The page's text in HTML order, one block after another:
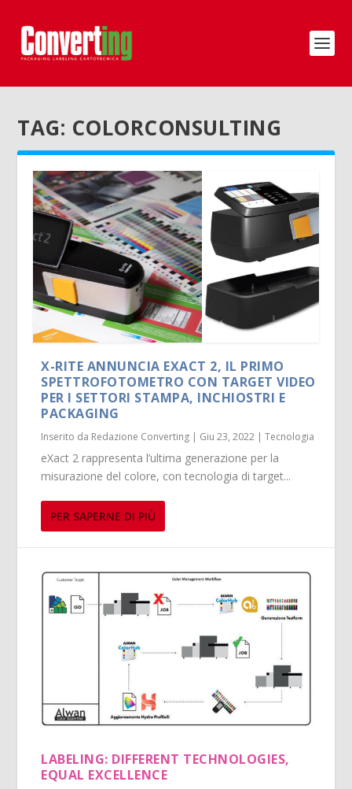
TAG: COLORCONSULTING
X-RITE ANNUNCIA EXACT 2, IL PRIMO
SPETTROFOTOMETRO CON TARGET VIDEO
PER I SETTORI STAMPA, INCHIOSTRI E
PACKAGING
Inserito da Redazione Converting | Giu 23, 2022 |Tecnologia
eXact 2 rappresenta l’ultima generazione per la
misurazione del colore, con tecnologia di target...
PER SAPERNE DI PIÙ
LABELING: DIFFERENT TECHNOLOGIES,
EQUAL EXCELLENCE